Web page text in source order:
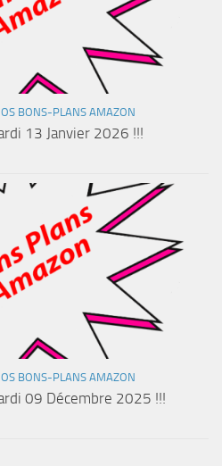
BONS-PLANS AMAZON
13 Janvier 2026 !!!
BONS-PLANS AMAZON
09 Décembre 2025 !!!